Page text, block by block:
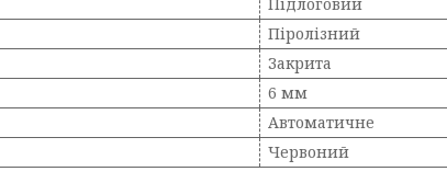
Піролізний
Закрита
6 мм
Автоматичне
Червоний